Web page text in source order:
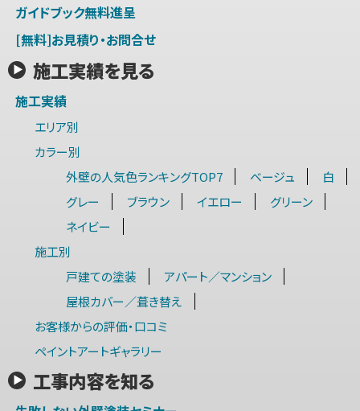
ガイドブック無料進呈
[無料]お見積り・お問合せ
施工実績を見る
施工実績
エリア別
カラー別
外壁の人気色ランキングTOP7
ベージュ
白
グレー
ブラウン イエロー
グリーン
ネイビー
施工別
戸建ての塗装
アパート／マンション
屋根カバー／葺き替え
お客様からの評価・口コミ
ペイントアートギャラリー
工事内容を知る